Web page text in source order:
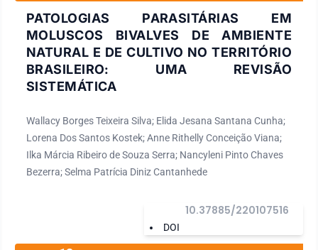
PATOLOGIAS PARASITÁRIAS EM
MOLUSCOS BIVALVES DE AMBIENTE
NATURAL E DE CULTIVO NO TERRITÓRIO
BRASILEIRO: UMA REVISÃO
SISTEMÁTICA
Wallacy Borges Teixeira Silva; Elida Jesana Santana Cunha;
Lorena Dos Santos Kostek; Anne Rithelly Conceição Viana;
Ilka Márcia Ribeiro de Souza Serra; Nancyleni Pinto Chaves
Bezerra; Selma Patrícia Diniz Cantanhede
DOI
10.37885/220107516